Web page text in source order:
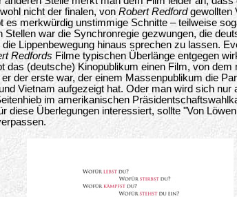
nicht der finalen, von Robert Redfordgewollten
es merkwürdig unstimmige Schnitte – teilweise
Stellen war die Synchronregie gezwungen, die
Lippenbewegung hinaus sprechen zu lassen.
Redfords Filme typischen Überlänge entgegen
das (deutsche) Kinopublikum einen Film, von dem
der erste war, der einem Massenpublikum die
Vietnam aufgezeigt hat. Oder man wird sich nur
im amerikanischen
diese Überlegungen interessiert, sollte "Von